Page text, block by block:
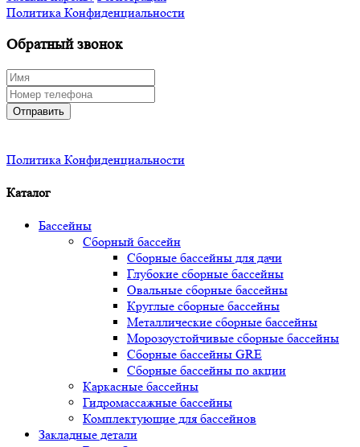
Политика Конфиденциальности
Обратный звонок
Отправить
Политика Конфиденциальности
Каталог
Бассейны
Сборный бассейн
Сборные бассейны для дачи
Глубокие сборные бассейны
Овальные сборные бассейны
Круглые сборные бассейны
Металлические сборные бассейны
Морозоустойчивые сборные бассейны
Сборные бассейны GRE
Сборные бассейны по акции
Каркасные бассейны
Гидромассажные бассейны
Комплектующие для бассейнов
Закладные детали